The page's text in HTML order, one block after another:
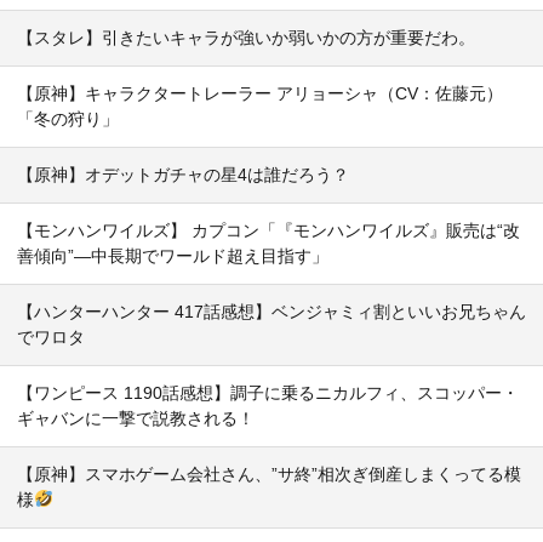
【スタレ】引きたいキャラが強いか弱いかの方が重要だわ。
【原神】キャラクタートレーラー アリョーシャ（CV：佐藤元）
「冬の狩り」
【原神】オデットガチャの星4は誰だろう？
【モンハンワイルズ】 カプコン「『モンハンワイルズ』販売は“改
善傾向”―中長期でワールド超え目指す」
【ハンターハンター 417話感想】ベンジャミィ割といいお兄ちゃん
でワロタ
【ワンピース 1190話感想】調子に乗るニカルフィ、スコッパー・
ギャバンに一撃で説教される！
【原神】スマホゲーム会社さん、”サ終”相次ぎ倒産しまくってる模
様